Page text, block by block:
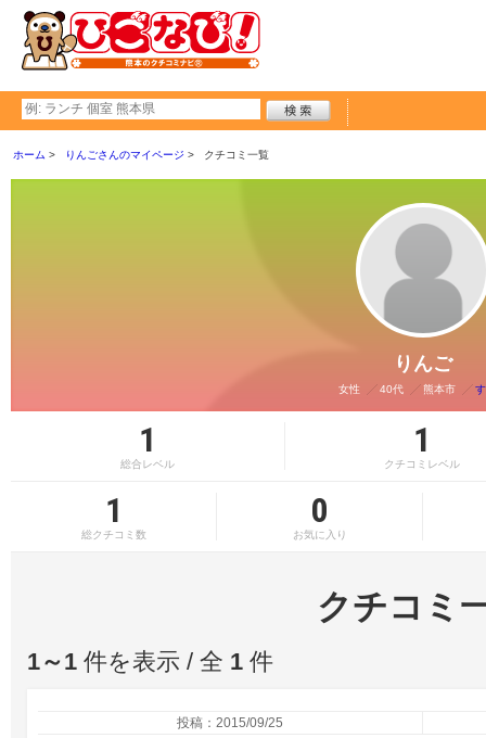
ホーム りんごさんのマイページ クチコミ一覧
りんご
女性 40代 熊本市
1
総合レベル
1
クチコミレベル
1
総クチコミ数
0
お気に入り
クチコミ
1～1 件を表示 / 全 1 件
投稿：2015/09/25